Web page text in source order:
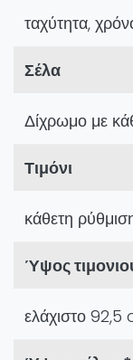
ταχύτητα,
Σέλα
Δίχρωμο με
Τιμόνι
κάθετη
Ύψος
ελάχιστο 92,5